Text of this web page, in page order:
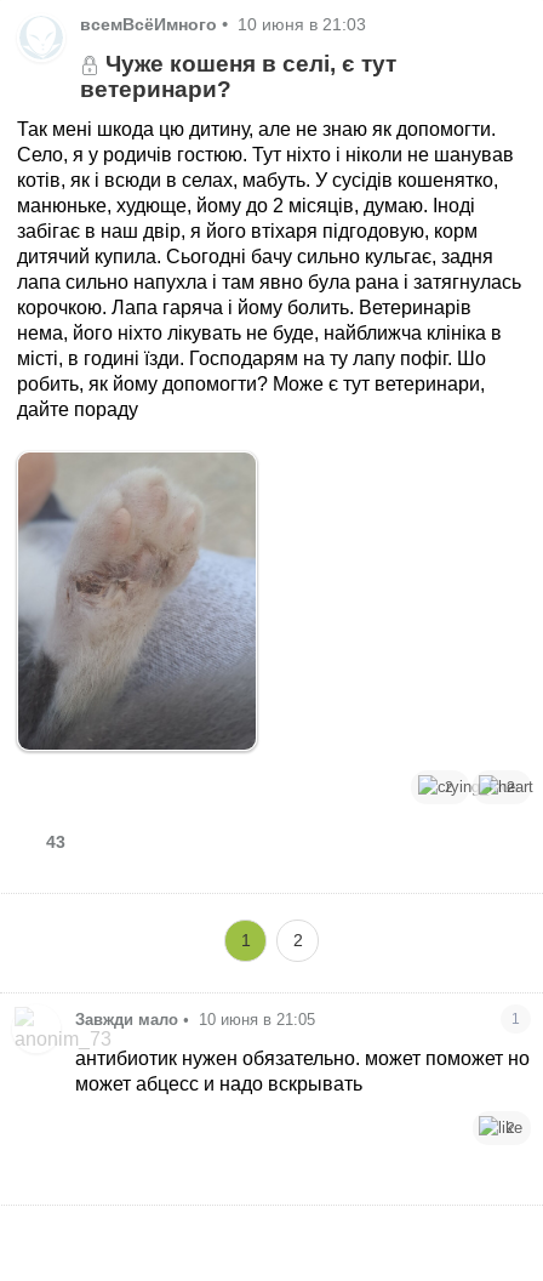
всемВсёИмного • 10 июня в 21:03
Чуже кошеня в селі, є тут
ветеринари?
Так мені шкода цю дитину, але не знаю як допомогти.
Село, я у родичів гостюю. Тут ніхто і ніколи не шанував
котів, як і всюди в селах, мабуть. У сусідів кошенятко,
манюньке, худюще, йому до 2 місяців, думаю. Іноді
забігає в наш двір, я його втіхаря підгодовую, корм
дитячий купила. Сьогодні бачу сильно кульгає, задня
лапа сильно напухла і там явно була рана і затягнулась
корочкою. Лапа гаряча і йому болить. Ветеринарів
нема, його ніхто лікувать не буде, найближча клініка в
місті, в годині їзди. Господарям на ту лапу пофіг. Шо
робить, як йому допомогти? Може є тут ветеринари,
дайте пораду
2 2
43
1 2
Завжди мало • 10 июня в 21:05 1
антибиотик нужен обязательно. может поможет но
может абцесс и надо вскрывать
2